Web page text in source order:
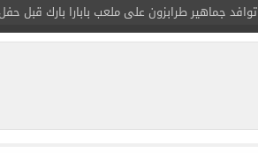
توافد جماهير طرابزون على ملعب بابارا بارك قبل
أسعار الذهب في مصر تتراجع.. وعيار 21 يسجل هذا الرقم
محمد هنيدي فى رسالة مؤثرة بعد وفاة شقيقه: